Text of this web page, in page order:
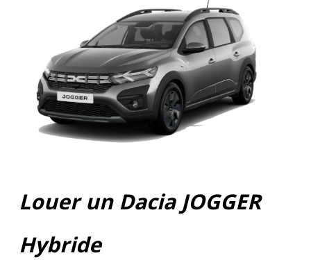
Louer un Dacia JOGGER
Hybride